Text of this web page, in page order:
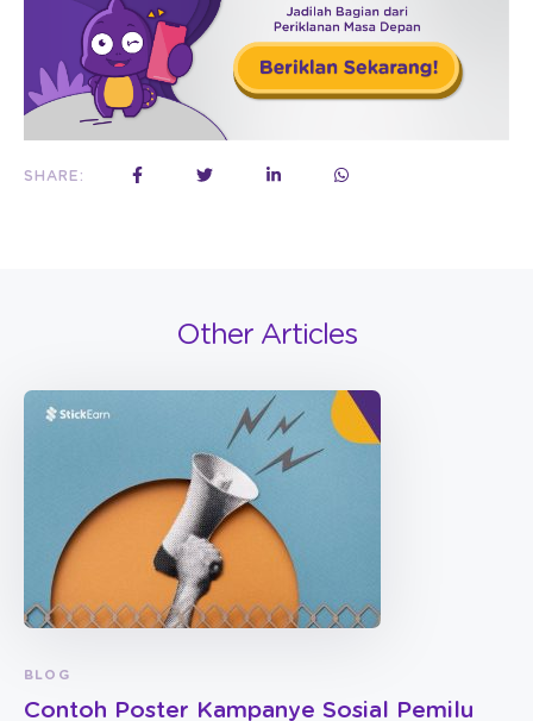
SHARE:
Other Articles
BLOG
Contoh Poster Kampanye Sosial Pemilu